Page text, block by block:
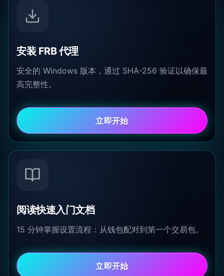
安装 FRB 代理
安全的 Windows 版本，通过 SHA-256 验证以确保最
高完整性。
立即开始
阅读快速入门文档
15 分钟掌握设置流程：从钱包配对到第一个交易包。
立即开始